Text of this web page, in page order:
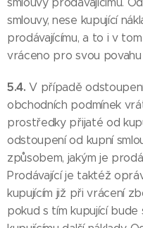
smlouvy, nese kupující
prodávajícímu, a to i v
vráceno pro svou
5.4.V případě
obchodních podmínek
prostředky přijaté od
odstoupení od kupní
způsobem, jakým je
Prodávající je taktéž
kupujícím již při vrácení
pokud s tím kupující bude